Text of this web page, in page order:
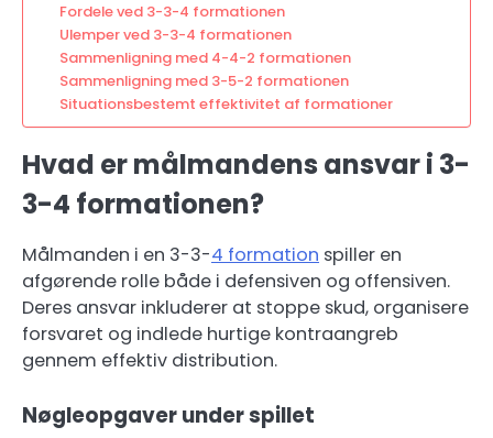
Fordele ved 3-3-4 formationen
Ulemper ved 3-3-4 formationen
Sammenligning med 4-4-2 formationen
Sammenligning med 3-5-2 formationen
Situationsbestemt effektivitet af formationer
Hvad er målmandens ansvar i 3-
3-4 formationen?
Målmanden i en 3-3-4 formation spiller en
afgørende rolle både i defensiven og offensiven.
Deres ansvar inkluderer at stoppe skud, organisere
forsvaret og indlede hurtige kontraangreb
gennem effektiv distribution.
Nøgleopgaver under spillet